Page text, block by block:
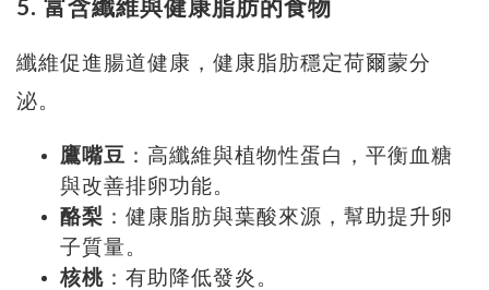
5. 富含纖維與健康脂肪的食物
纖維促進腸道健康，健康脂肪穩定荷爾蒙分
泌。
鷹嘴豆 ：高纖維與植物性蛋白，平衡血糖
與改善排卵功能。
酪梨 ：健康脂肪與葉酸來源，幫助提升卵
子質量。
核桃 ：有助降低發炎。